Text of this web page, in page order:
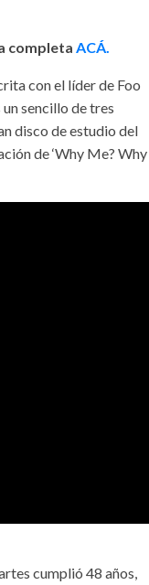
completaACÁ.
con el líder de Foo
sencillo de tres
disco de estudio del
de ‘Why Me? Why
cumplió 48 años,